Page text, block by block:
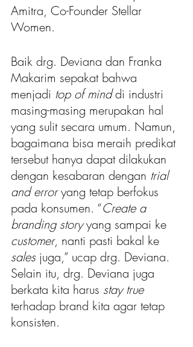
Amitra, Co-Founder Stellar
Women.
Baik drg. Deviana dan Franka
Makarim sepakat bahwa
menjadi top of mind di industri
masing-masing merupakan hal
yang sulit secara umum. Namun,
bagaimana bisa meraih predikat
tersebut hanya dapat dilakukan
dengan kesabaran dengan trial
and error yang tetap berfokus
pada konsumen. “Create a
branding story yang sampai ke
customer, nanti pasti bakal ke
sales juga,” ucap drg. Deviana.
Selain itu, drg. Deviana juga
berkata kita harus stay true
terhadap brand kita agar tetap
konsisten.